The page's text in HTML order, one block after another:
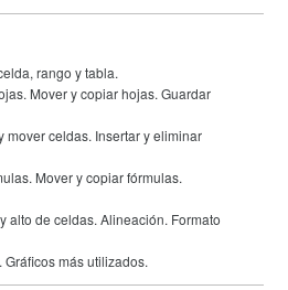
rango y tabla.
Mover y copiar hojas. Guardar
mover celdas. Insertar y eliminar
Mover y copiar fórmulas.
alto de celdas. Alineación. Formato
más utilizados.